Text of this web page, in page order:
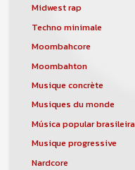
Midwest rap
Techno minimale
Moombahcore
Moombahton
Musique concrète
Musiques du monde
Música popular brasileira
Musique progressive
Nardcore